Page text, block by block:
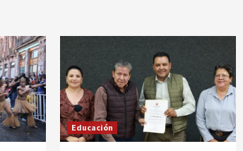
Educación